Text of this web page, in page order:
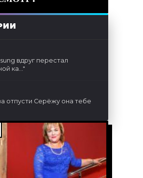
вдруг перестал
ка..."
отпусти Серёжу она тебе